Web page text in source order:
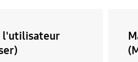
l'utilisateur